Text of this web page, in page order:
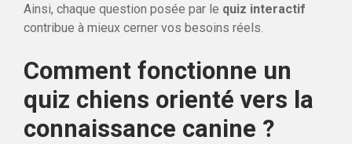
Ainsi, chaque question posée par le quiz interactif
contribue à mieux cerner vos besoins réels.
Comment fonctionne un
quiz chiens orienté vers la
connaissance canine ?